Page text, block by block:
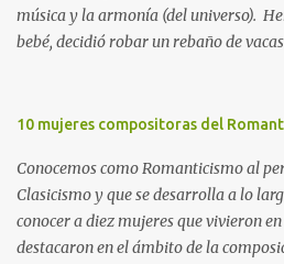
música y la armonía (del universo).
bebé, decidió robar un rebaño de
ladrón. Finalmente, para calmar la
como el plectro para tañer las cuerdas
Aunque en el mito Apolo recibe como
principal atributo con el que se le
(versión posterior de la lira), además
10 mujeres compositoras del
Conocemos como Romanticismo al
Clasicismo y que se desarrolla a lo
conocer a diez mujeres que vivieron
destacaron en el ámbito de la